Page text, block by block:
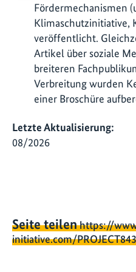
Fördermechanismen
Klimaschutzinitiative,
veröffentlicht.
Artikel über soziale
breiteren
Verbreitung wurden
einer Broschüre
Letzte Aktualisierung:
08/2026
Seite teilenhttps://
initiative.com/PROJECT843